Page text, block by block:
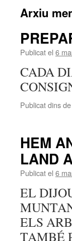
Arxiu
Publicat el 6
CADA
Publicat dins de
HEM
LAND
Publicat el 6
EL
ELS
TAMBÉ